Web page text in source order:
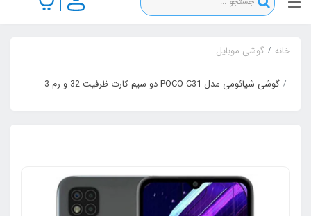
خانه گوشی موبایل
گوشی شیائومی مدل POCO C31 دو سیم‌ کارت ظرفیت 32 و رم 3